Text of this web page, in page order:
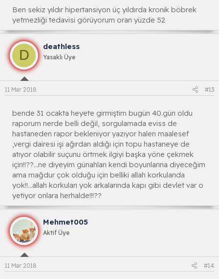
Ben sekiz yıldır hipertansiyon üç yıldırda kronik böbrek
yetmezliği tedavisi görüyorum oran yüzde 52
D
deathless
Yasaklı Üye
11 Mar 2018 #13
bende 31 ocakta heyete girmiştim bugün 40.gün oldu
raporum nerde belli değil, sorgulamada eviss de
hastaneden rapor bekleniyor yazıyor halen maalesef
,vergi dairesi işi ağırdan aldığı için topu hastaneye de
atıyor olabilir suçunu örtmek ilgiyi başka yöne çekmek
için!!??...ne diyeyim günahları kendi boyunlarına diyeceğim
ama mağdur çok olduğu için belliki allah korkularıda
yok!!...allah korkuları yok arkalarında kapı gibi devlet var o
yetiyor onlara herhalde!!!??
Mehmet005
Aktif Üye
11 Mar 2018 #14